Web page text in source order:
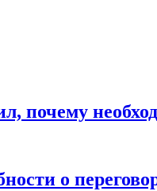
почему
о